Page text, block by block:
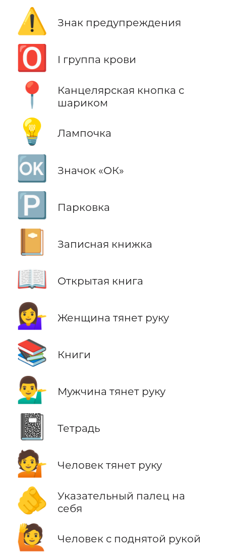
⚠️ Знак предупреждения
🅾️ I группа крови
📍
Канцелярская кнопка с
шариком
💡 Лампочка
🆗 Значок «ОК»
🅿️ Парковка
📔 Записная книжка
📖 Открытая книга
💁‍♀️ Женщина тянет руку
📚 Книги
💁‍♂️ Мужчина тянет руку
📓 Тетрадь
💁 Человек тянет руку
🫵
Указательный палец на
себя
🙋 Человек с поднятой рукой